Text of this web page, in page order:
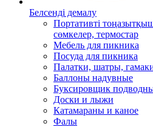
Белсенді демалу
Портативті
сөмкелер, термостар
Мебель для пикника
Посуда для пикника
Палатки, шатры,
Баллоны надувные
Буксировщик
Доски и лыжи
Катамараны и каное
Фалы